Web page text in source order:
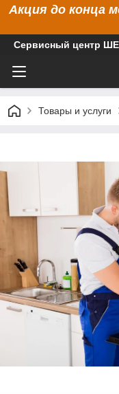
Акция до конца
Сервисный центр
Товары и услуги